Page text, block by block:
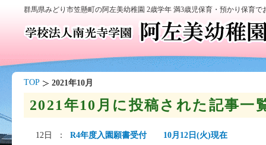
群馬県みどり市笠懸町の阿左美幼稚園 2歳学年 満3歳児保育・預かり保育
TOP 2021年10月
2021年10月に投稿された記事一
12日 ： R4年度入園願書受付 10月12日(火)現在